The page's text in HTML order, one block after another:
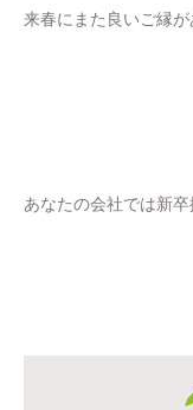
来春にまた良いご縁が
あなたの会社では新